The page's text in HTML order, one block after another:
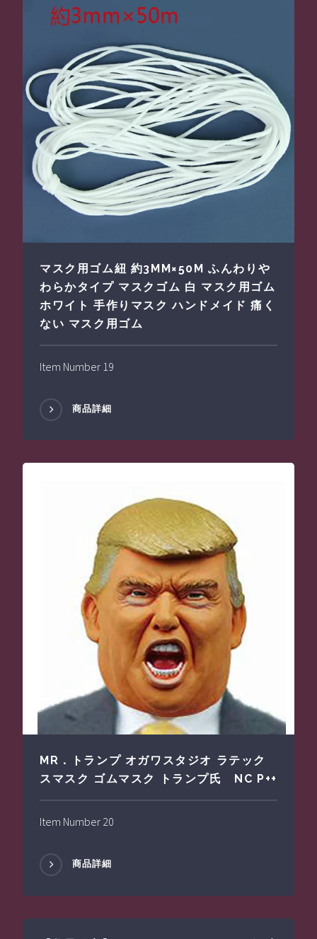
マスク用ゴム紐 約3MM×50M ふんわりや
わらかタイプ マスクゴム 白 マスク用ゴム
ホワイト 手作りマスク ハンドメイド 痛く
ない マスク用ゴム
Item Number 19
商品詳細
MR．トランプ オガワスタジオ ラテック
スマスク ゴムマスク トランプ氏 NC P++
Item Number 20
商品詳細